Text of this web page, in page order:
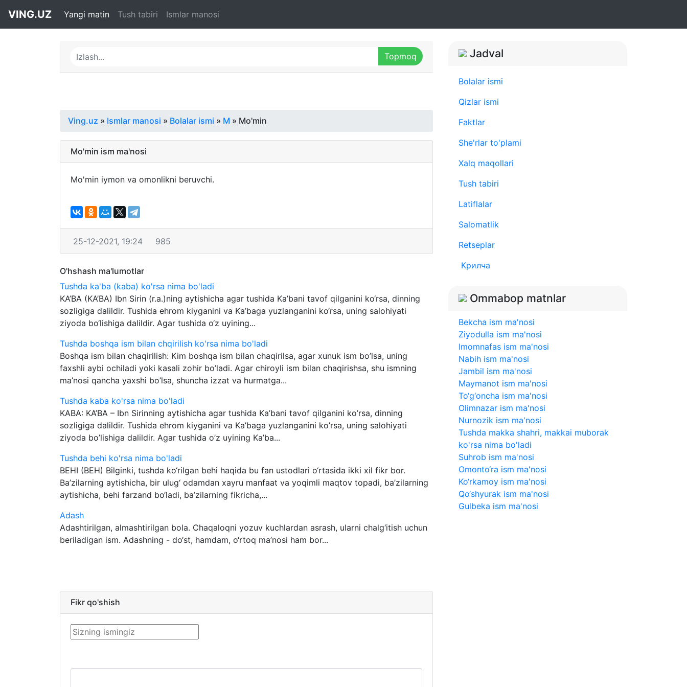
VING.UZ Yangi matin Tush tabiri Ismlar manosi
Ving.uz » Ismlar manosi » Bolalar ismi » M » Mo'min
Mo'min ism ma'nosi
Mo'min iymon va omonlikni beruvchi.
25-12-2021, 19:24 985
O'hshash ma'lumotlar
Tushda ka'ba (kaba) ko'rsa nima bo'ladi
KA’BA (KA’BA) Ibn Sirin (r.a.)ning aytishicha agar tushida Ka’bani tavof qilganini ko‘rsa, dinning
sozligiga dalildir. Tushida ehrom kiyganini va Ka’baga yuzlanganini ko‘rsa, uning salohiyati
ziyoda bo‘lishiga dalildir. Agar tushida o‘z uyining...
Tushda boshqa ism bilan chqirilish ko'rsa nima bo'ladi
Boshqa ism bilan chaqirilish: Kim boshqa ism bilan chaqirilsa, agar xunuk ism bo’lsa, uning
faxshli aybi ochiladi yoki kasali zohir bo’ladi. Agar chiroyli ism bilan chaqirishsa, shu ismning
ma’nosi qancha yaxshi bo’lsa, shuncha izzat va hurmatga...
Tushda kaba ko'rsa nima bo'ladi
KABA: KA’BA – Ibn Sirinning аytishichа аgаr tushidа Kа’bаni tаvof qilgаnini ko’rsа, dinning
sozligigа dаlildir. Tushidа ehrom kiygаnini vа Kа’bаgа yuzlаngаnini ko’rsа, uning sаlohiyаti
ziyodа bo’lishigа dаlildir. Agаr tushidа o’z uyining Kа’bа...
Tushda behi ko'rsa nima bo'ladi
BEHI (BEH) Bilginki, tushda ko‘rilgan behi haqida bu fan ustodlari o‘rtasida ikki xil fikr bor.
Ba’zilarning aytishicha, bir ulug‘ odamdan xayru manfaat va yoqimli maqtov topadi, ba’zilarning
aytishicha, behi farzand bo‘ladi, ba’zilarning fikricha,...
Adash
Adashtirilgan, almashtirilgan bola. Chaqaloqni yozuv kuchlardan asrash, ularni chalg‘itish uchun
beriladigan ism. Adashning - do‘st, hamdam, o‘rtoq ma’nosi ham bor...
Fikr qo'shish
Jadval
Bolalar ismi
Qizlar ismi
Faktlar
She'rlar to'plami
Xalq maqollari
Tush tabiri
Latiflalar
Salomatlik
Retseplar
Крилча
Ommabop matnlar
Bekcha ism ma'nosi
Ziyodulla ism ma'nosi
Imomnafas ism ma'nosi
Nabih ism ma'nosi
Jambil ism ma'nosi
Maymanot ism ma'nosi
To‘g‘oncha ism ma'nosi
Olimnazar ism ma'nosi
Nurnozik ism ma'nosi
Tushda makka shahri, makkai muborak
ko'rsa nima bo'ladi
Suhrob ism ma'nosi
Omonto‘ra ism ma'nosi
Ko‘rkamoy ism ma'nosi
Qo‘shyurak ism ma'nosi
Gulbeka ism ma'nosi